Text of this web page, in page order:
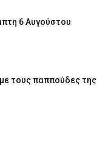
6 Αυγούστου
με τους παππούδες της